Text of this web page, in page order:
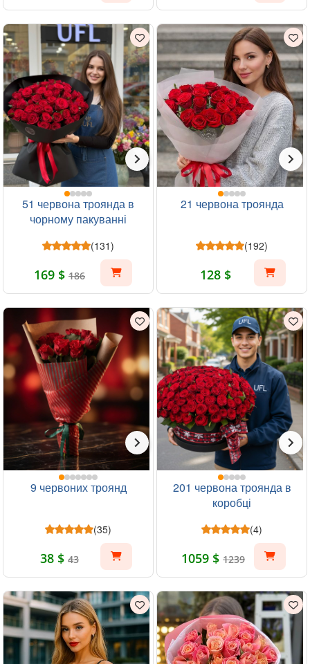
51 червона троянда в
чорному пакуванні
(131)
169 $ 186
21 червона троянда
(192)
128 $
9 червоних троянд
(35)
38 $ 43
201 червона троянда в
коробці
(4)
1059 $ 1239